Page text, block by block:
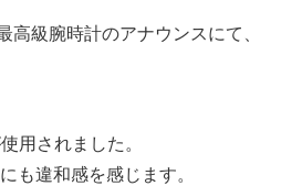
高級腕時計のアナウンスにて、
用されました。
も違和感を感じます。